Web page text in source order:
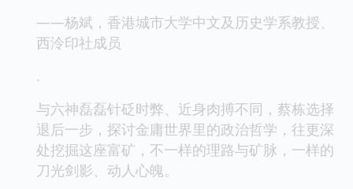
——杨斌，香港城市大学中文及历史学系教授、
西泠印社成员
.
与六神磊磊针砭时弊、近身肉搏不同，蔡栋选择
退后一步，探讨金庸世界里的政治哲学，往更深
处挖掘这座富矿，不一样的理路与矿脉，一样的
刀光剑影、动人心魄。